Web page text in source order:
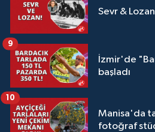
Sevr & Lozan
İzmir'de
başladı
9
Manisa'da
fotoğraf
10